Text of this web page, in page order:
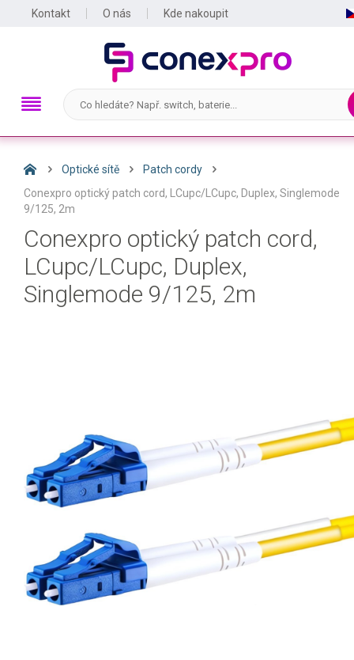
Kontakt O nás Kde nakoupit
Optické sítě
Patch cordy
Conexpro optický patch cord, LCupc/LCupc, Duplex, Singlemode
9/125, 2m
Conexpro optický patch cord,
LCupc/LCupc, Duplex,
Singlemode 9/125, 2m